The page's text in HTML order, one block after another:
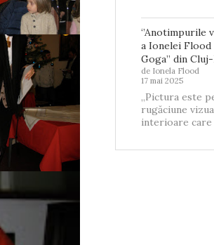
‘’Anotimpurile
a Ionelei Flood
Goga” din
de Ionela Flood
17 mai 2025
„Pictura este
rugăciune
interioare care